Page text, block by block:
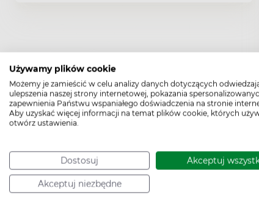
Używamy plików cookie
Możemy je zamieścić w celu analizy danych dotyczących
ulepszenia naszej strony internetowej, pokazania
zapewnienia Państwu wspaniałego doświadczenia na stronie
Aby uzyskać więcej informacji na temat plików cookie, których
otwórz ustawienia.
Dostosuj Akceptuj
Akceptuj niezbędne